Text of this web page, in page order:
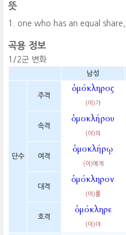
뜻
one who has an equal
곡용 정보
1/2군 변화
남성
단수
주격
ὁμόκληρος
(이)가
속격
ὁμοκλήρου
(이)의
여격
ὁμοκλήρῳ
(이)에게
대격
ὁμόκληρον
(이)를
호격
ὁμόκληρε
(이)야